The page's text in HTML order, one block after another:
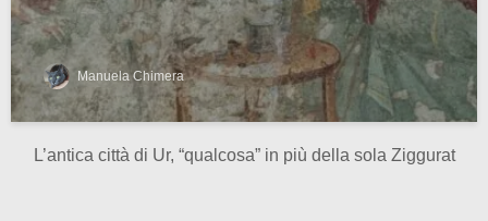
Manuela Chimera
L’antica città di Ur, “qualcosa” in più della sola Ziggurat